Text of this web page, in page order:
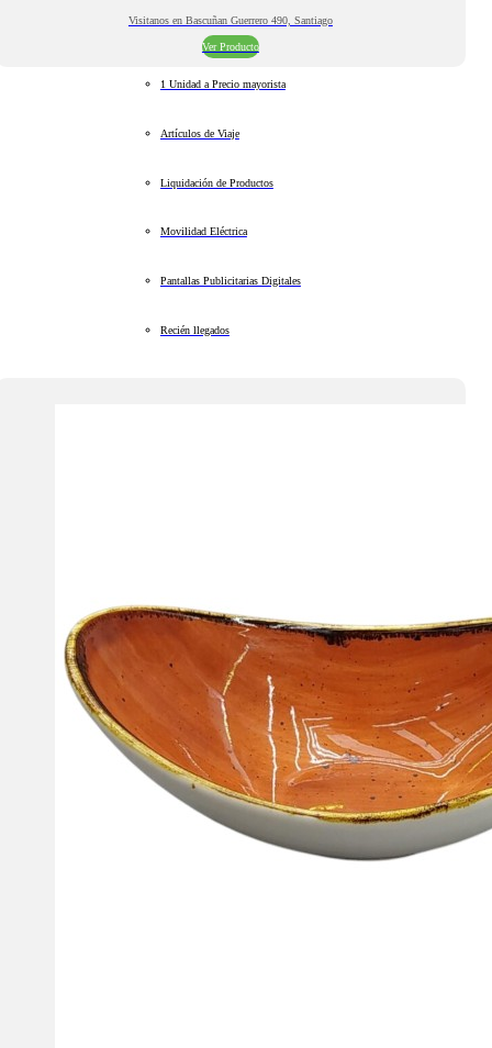
Visitanos en Bascuñan Guerrero 490, Santiago
Ver Producto
1 Unidad a Precio mayorista
Artículos de Viaje
Liquidación de Productos
Movilidad Eléctrica
Pantallas Publicitarias Digitales
Recién llegados